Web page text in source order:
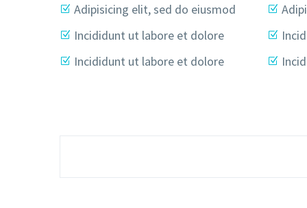
Adipisicing elit, sed do eiusmod
Incididunt ut labore et dolore
Incididunt ut labore et dolore